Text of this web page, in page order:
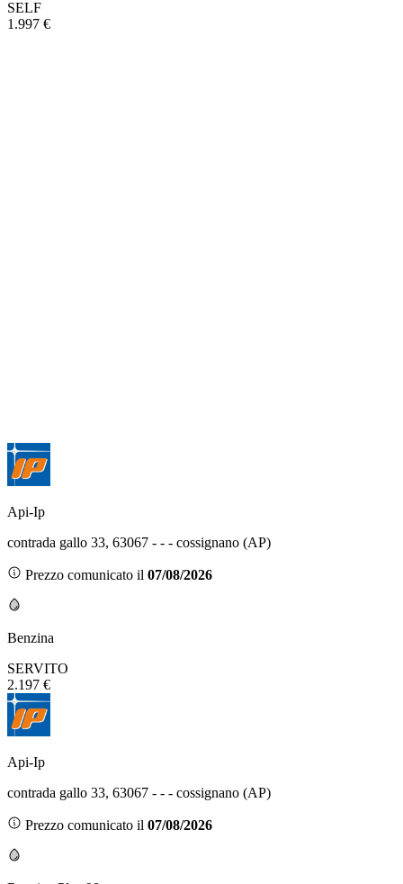
SELF
1.997 €
Api-Ip
contrada gallo 33, 63067 - - - cossignano (AP)
Prezzo comunicato il 07/08/2026
Benzina
SERVITO
2.197 €
Api-Ip
contrada gallo 33, 63067 - - - cossignano (AP)
Prezzo comunicato il 07/08/2026